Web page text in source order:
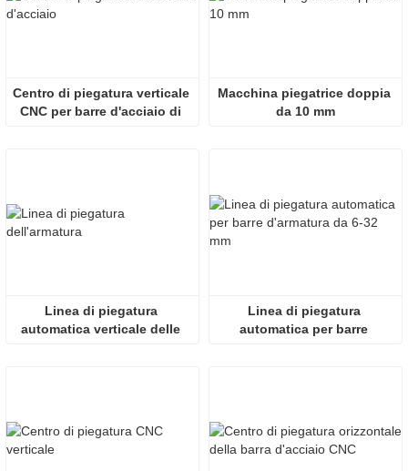
Centro di piegatura verticale
CNC per barre d'acciaio di
Macchina piegatrice doppia
da 10 mm
Linea di piegatura
automatica verticale delle
Linea di piegatura
automatica per barre